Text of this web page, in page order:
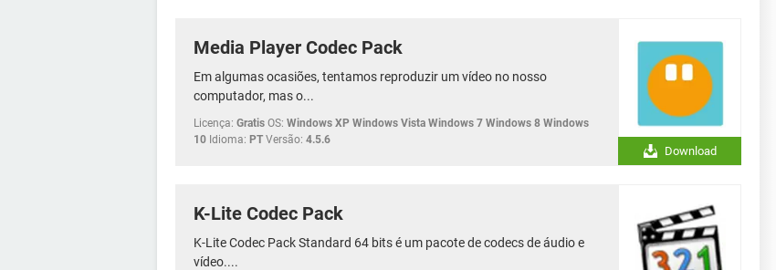
Media Player Codec Pack
Em algumas ocasiões, tentamos reproduzir um vídeo no nosso
computador, mas o...
Licença: Gratis OS: Windows XP Windows Vista Windows 7 Windows 8 Windows
10 Idioma: PT Versão: 4.5.6
Download
K-Lite Codec Pack
K-Lite Codec Pack Standard 64 bits é um pacote de codecs de áudio e
vídeo....